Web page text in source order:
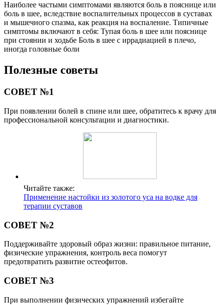
Наиболее частыми симптомами являются боль в пояснице или
боль в шее, вследствие воспалительных процессов в суставах
и мышечного спазма, как реакция на воспаление. Типичные
симптомы включают в себя: Тупая боль в шее или пояснице
при стоянии и ходьбе Боль в шее с иррадиацией в плечо,
иногда головные боли
Полезные советы
СОВЕТ №1
При появлении болей в спине или шее, обратитесь к врачу для
профессиональной консультации и диагностики.
Читайте также:
Применение настойки из золотого уса на водке для
терапии суставов
СОВЕТ №2
Поддерживайте здоровый образ жизни: правильное питание,
физические упражнения, контроль веса помогут
предотвратить развитие остеофитов.
СОВЕТ №3
При выполнении физических упражнений избегайте